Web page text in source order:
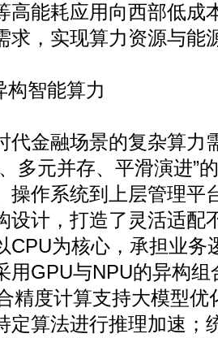
高能耗应用向西部低成
求，实现算力资源与能
智能算力
金融场景的复杂算力
多元并存、平滑演进”
操作系统到上层管理平
设计，打造了灵活适配
CPU为核心，承担业务
用GPU与NPU的异构
精度计算支持大模型优
定算法进行推理加速；